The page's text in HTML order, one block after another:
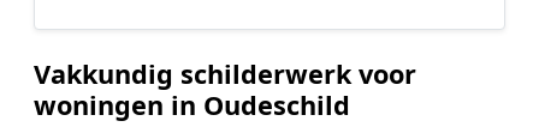
Vakkundig schilderwerk voor
woningen in Oudeschild